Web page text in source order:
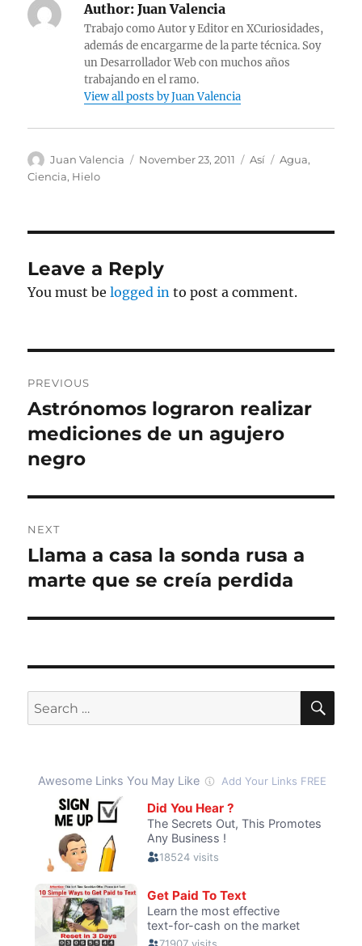
Author: Juan Valencia
Trabajo como Autor y Editor en XCuriosidades,
además de encargarme de la parte técnica. Soy
un Desarrollador Web con muchos años
trabajando en el ramo.
View all posts by Juan Valencia
Author
Juan Valencia
Posted
November 23, 2011 Categories
Así Tags
Agua,
Ciencia, Hielo
Leave a Reply
You must belogged in to post a comment.
navigation
PREVIOUS
Previous
post:
Astrónomos lograron realizar
mediciones de un agujero
negro
NEXT
Next
post:
Llama a casa la sonda rusa a
marte que se creía perdida
Search
for: